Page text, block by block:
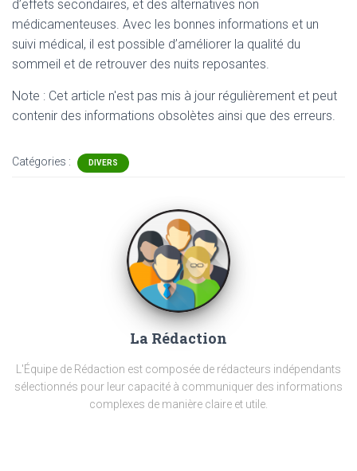
d’effets secondaires, et des alternatives non
médicamenteuses. Avec les bonnes informations et un
suivi médical, il est possible d’améliorer la qualité du
sommeil et de retrouver des nuits reposantes.
Note : Cet article n'est pas mis à jour régulièrement et peut
contenir des informations obsolètes ainsi que des erreurs.
Catégories : DIVERS
La Rédaction
L'Équipe de Rédaction est composée de rédacteurs indépendants
sélectionnés pour leur capacité à communiquer des informations
complexes de manière claire et utile.